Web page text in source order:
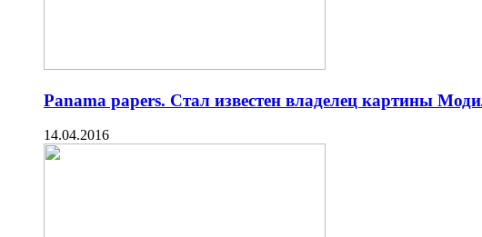
Panama papers. Стал известен владелец картины
14.04.2016